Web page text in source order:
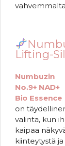
Lifting-
Numbuzin
No.9+ NAD+
Bio Essence
on
valinta, kun
kaipaa
kiinteytystä ja